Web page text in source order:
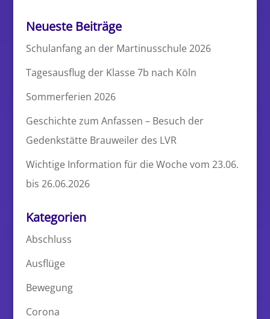
Neueste Beiträge
Schulanfang an der Martinusschule 2026
Tagesausflug der Klasse 7b nach Köln
Sommerferien 2026
Geschichte zum Anfassen – Besuch der
Gedenkstätte Brauweiler des LVR
Wichtige Information für die Woche vom 23.06.
bis 26.06.2026
Kategorien
Abschluss
Ausflüge
Bewegung
Corona